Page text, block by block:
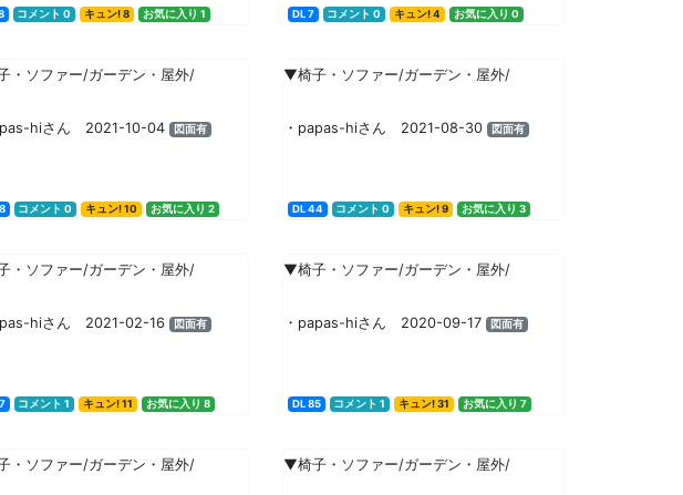
コメント 0 キュン! 8 お気に入り 1 DL 7 コメント 0 キュン! 4 お気に入り 0
・ソファー/ガーデン・屋外/
hiさん 2021-10-04 図面有
コメント 0 キュン! 10 お気に入り 2
▼椅子・ソファー/ガーデン・屋外/
・papas-hiさん 2021-08-30 図面有
DL 44 コメント 0 キュン! 9 お気に入り 3
・ソファー/ガーデン・屋外/
hiさん 2021-02-16 図面有
コメント 1 キュン! 11 お気に入り 8
▼椅子・ソファー/ガーデン・屋外/
・papas-hiさん 2020-09-17 図面有
DL 85 コメント 1 キュン! 31 お気に入り 7
・ソファー/ガーデン・屋外/ ▼椅子・ソファー/ガーデン・屋外/